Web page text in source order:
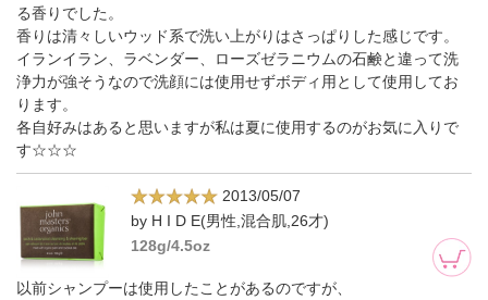
る香りでした。
香りは清々しいウッド系で洗い上がりはさっぱりした感じです。
イランイラン、ラベンダー、ローズゼラニウムの石鹸と違って洗
浄力が強そうなので洗顔には使用せずボディ用として使用してお
ります。
各自好みはあると思いますが私は夏に使用するのがお気に入りで
す☆☆☆
2013/05/07
by H I D E(男性,混合肌,26才)
128g/4.5oz
以前シャンプーは使用したことがあるのですが、